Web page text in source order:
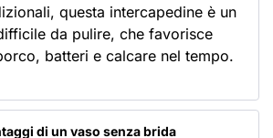
questa intercapedine è un
da pulire, che favorisce
batteri e calcare nel tempo.
di un vaso senza brida